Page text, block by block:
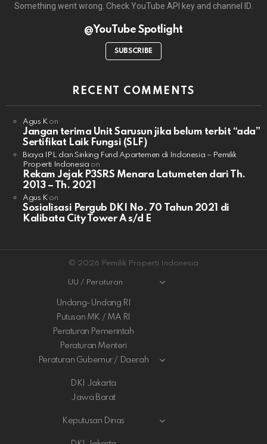
Something went wrong. Check YouTube API key and channel ID.
@YouTube Spotlight
SUBSCRIBE
RECENT COMMENTS
Agus Kon
Jangan terima Unit Sarusun jika belum terbit “ada”
Sertifikat Laik Fungsi (SLF)
Biaya IPL dan Sinking Fund Apartemen di Indonesia – Pemilik
Properti Indonesia on
Rekam Jejak P3SRS Menara Latumeten dari Th.
2013 – Th. 2021
Agus Kon
Sosialisasi Pergub DKI No. 70 Tahun 2021 di
Kalibata City Tower A s/d E
© 2026 Pemilik Properti Indonesia
UU / Peraturan
Undang-Undang RI
Putusan MK / MA RI
Peraturan Pemerintah
Peraturan Menteri
Peraturan Gubernur / Daerah
DKI Jakarta
Jawa Barat
Keputusan Dinas